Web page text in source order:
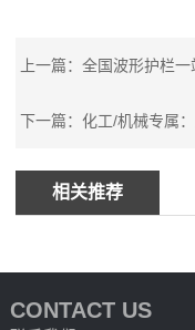
上一篇：全国波形护栏
下一篇：化工/机械专属
相关推荐
CONTACT US